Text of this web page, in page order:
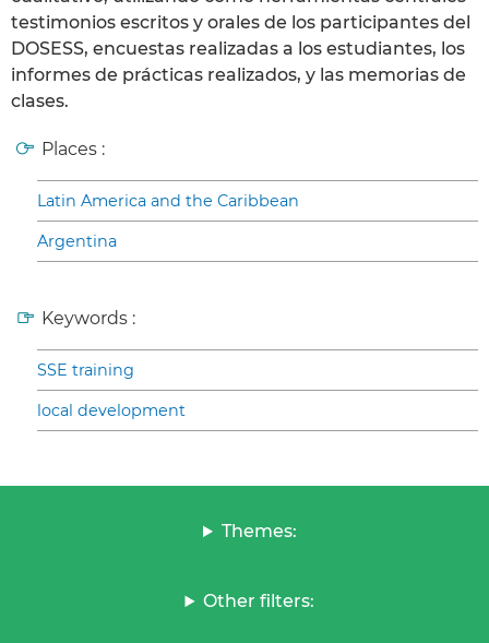
testimonios escritos y orales de los participantes del
DOSESS, encuestas realizadas a los estudiantes, los
informes de prácticas realizados, y las memorias de
clases.
Places :
Latin America and the Caribbean
Argentina
Keywords :
SSE training
local development
Themes:
Other filters: